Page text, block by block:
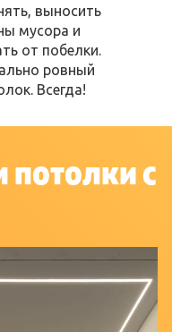
выносить
мусора и
от побелки.
ровный
Всегда!
потолки с